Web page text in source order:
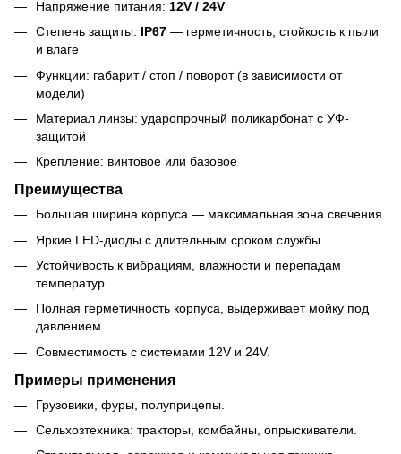
Напряжение питания: 12V / 24V
Степень защиты: IP67 — герметичность, стойкость к пыли
и влаге
Функции: габарит / стоп / поворот (в зависимости от
модели)
Материал линзы: ударопрочный поликарбонат с УФ-
защитой
Крепление: винтовое или базовое
Преимущества
Большая ширина корпуса — максимальная зона свечения.
Яркие LED-диоды с длительным сроком службы.
Устойчивость к вибрациям, влажности и перепадам
температур.
Полная герметичность корпуса, выдерживает мойку под
давлением.
Совместимость с системами 12V и 24V.
Примеры применения
Грузовики, фуры, полуприцепы.
Сельхозтехника: тракторы, комбайны, опрыскиватели.